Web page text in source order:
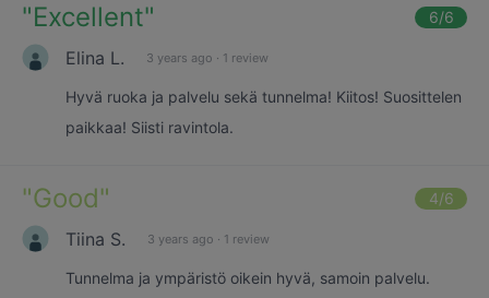
"Excellent" 6/6
Elina L. 3 years ago · 1 review
Hyvä ruoka ja palvelu sekä tunnelma! Kiitos! Suosittelen
paikkaa! Siisti ravintola.
"Good" 4/6
Tiina S. 3 years ago · 1 review
Tunnelma ja ympäristö oikein hyvä, samoin palvelu.